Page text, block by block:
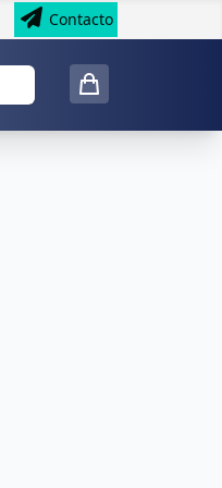
Contacto